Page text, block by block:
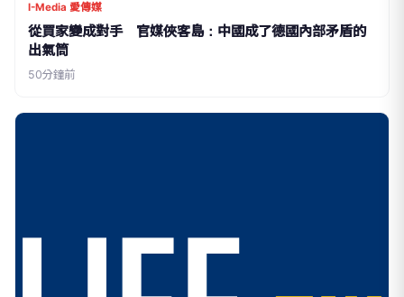
I-Media 愛傳媒
從買家變成對手 官媒俠客島：中國成了德國內部矛盾的
出氣筒
50分鐘前